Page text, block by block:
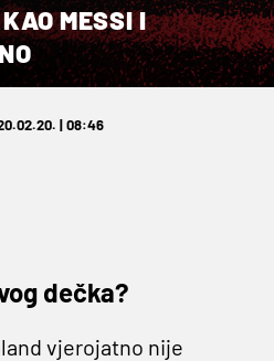
MESSI I
| 08:46
dečka?
vjerojatno nije